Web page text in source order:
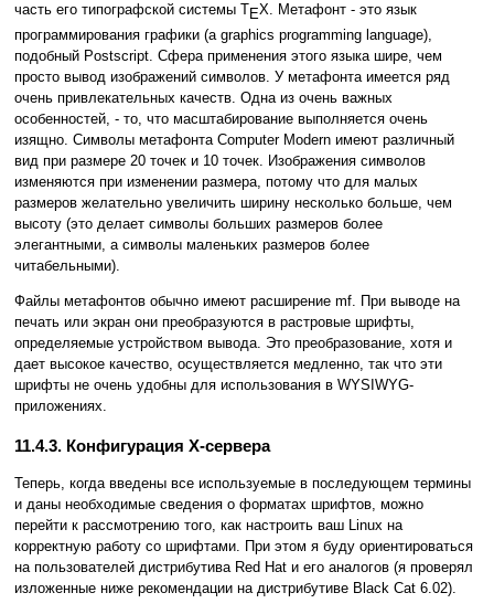
часть его типографской системы TEX. Метафонт - это язык
программирования графики (a graphics programming language),
подобный Postscript. Сфера применения этого языка шире, чем
просто вывод изображений символов. У метафонта имеется ряд
очень привлекательных качеств. Одна из очень важных
особенностей, - то, что масштабирование выполняется очень
изящно. Символы метафонта Computer Modern имеют различный
вид при размере 20 точек и 10 точек. Изображения символов
изменяются при изменении размера, потому что для малых
размеров желательно увеличить ширину несколько больше, чем
высоту (это делает символы больших размеров более
элегантными, а символы маленьких размеров более
читабельными).
Файлы метафонтов обычно имеют расширение mf. При выводе на
печать или экран они преобразуются в растровые шрифты,
определяемые устройством вывода. Это преобразование, хотя и
дает высокое качество, осуществляется медленно, так что эти
шрифты не очень удобны для использования в WYSIWYG-
приложениях.
11.4.3. Конфигурация X-сервера
Теперь, когда введены все используемые в последующем термины
и даны необходимые сведения о форматах шрифтов, можно
перейти к рассмотрению того, как настроить ваш Linux на
корректную работу со шрифтами. При этом я буду ориентироваться
на пользователей дистрибутива Red Hat и его аналогов (я проверял
изложенные ниже рекомендации на дистрибутиве Black Cat 6.02).